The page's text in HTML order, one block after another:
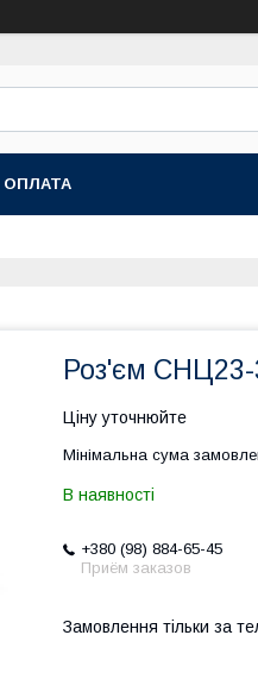
ОПЛАТА
Роз'єм
Ціну уточнюйте
Мінімальна сума
В наявності
+380 (98) 884-65-45
Приём заказов
Замовлення тільки за